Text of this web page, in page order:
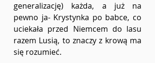
generalizację) każda, a już na
pewno ja- Krystynka po babce, co
uciekała przed Niemcem do lasu
razem Lusią, to znaczy z krową ma
się rozumieć.